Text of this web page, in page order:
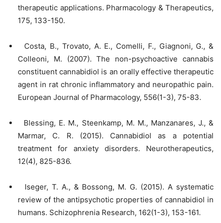
therapeutic applications. Pharmacology & Therapeutics,
175, 133-150.
Costa, B., Trovato, A. E., Comelli, F., Giagnoni, G., &
Colleoni, M. (2007). The non-psychoactive cannabis
constituent cannabidiol is an orally effective therapeutic
agent in rat chronic inflammatory and neuropathic pain.
European Journal of Pharmacology, 556(1-3), 75-83.
Blessing, E. M., Steenkamp, M. M., Manzanares, J., &
Marmar, C. R. (2015). Cannabidiol as a potential
treatment for anxiety disorders. Neurotherapeutics,
12(4), 825-836.
Iseger, T. A., & Bossong, M. G. (2015). A systematic
review of the antipsychotic properties of cannabidiol in
humans. Schizophrenia Research, 162(1-3), 153-161.